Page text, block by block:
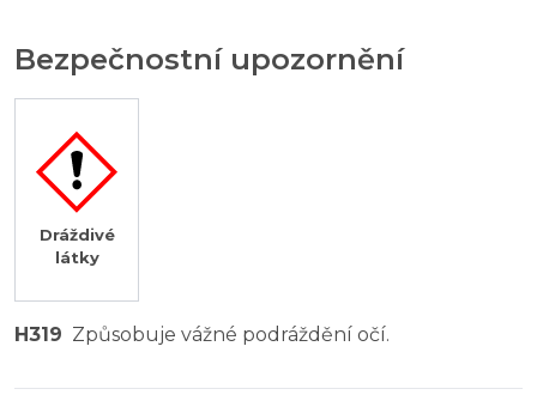
Bezpečnostní upozornění
Dráždivé
látky
H319 Způsobuje vážné podráždění očí.